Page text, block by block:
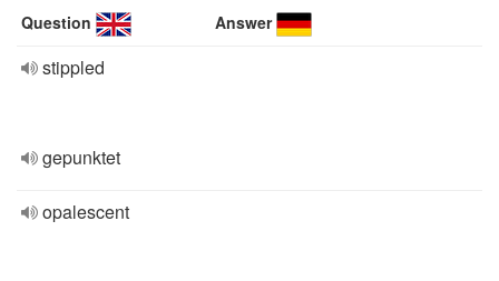
Question Answer
stippled
gepunktet
opalescent